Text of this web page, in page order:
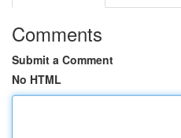
Comments
Submit a Comment
No HTML